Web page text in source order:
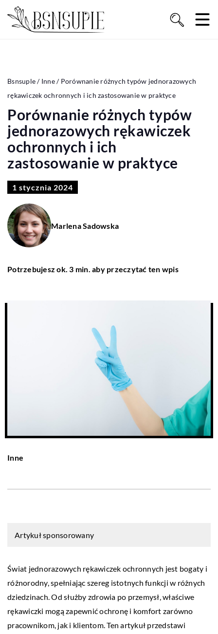
Bsnsuple/ Inne/ Porównanie różnych typów jednorazowych
rękawiczek ochronnych i ich zastosowanie w praktyce
Porównanie różnych typów
jednorazowych rękawiczek
ochronnych i ich
zastosowanie w praktyce
1 stycznia 2024
Marlena Sadowska
Potrzebujesz ok. 3 min. aby przeczytać ten wpis
Inne
Artykuł sponsorowany
Świat jednorazowych rękawiczek ochronnych jest bogaty i
różnorodny, spełniając szereg istotnych funkcji w różnych
dziedzinach. Od służby zdrowia po przemysł, właściwe
rękawiczki mogą zapewnić ochronę i komfort zarówno
pracownikom, jak i klientom. Ten artykuł przedstawi